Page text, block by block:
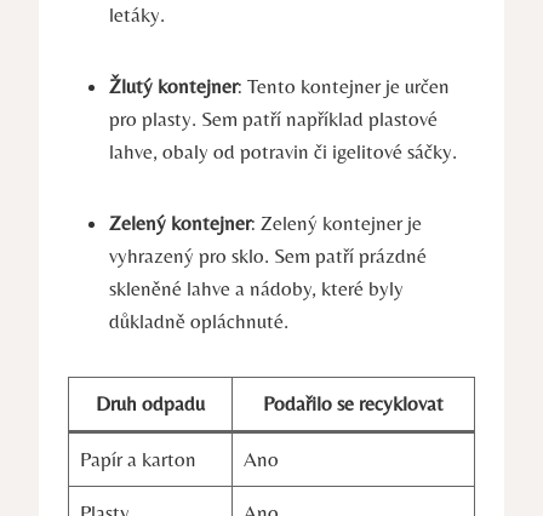
letáky.
Žlutý kontejner: Tento kontejner je určen
pro plasty. Sem patří například plastové
lahve, obaly od potravin či igelitové sáčky.
Zelený kontejner: Zelený kontejner je
vyhrazený pro sklo. Sem patří prázdné
skleněné lahve a nádoby, které byly
důkladně opláchnuté.
Druh odpadu Podařilo se recyklovat
Papír a karton Ano